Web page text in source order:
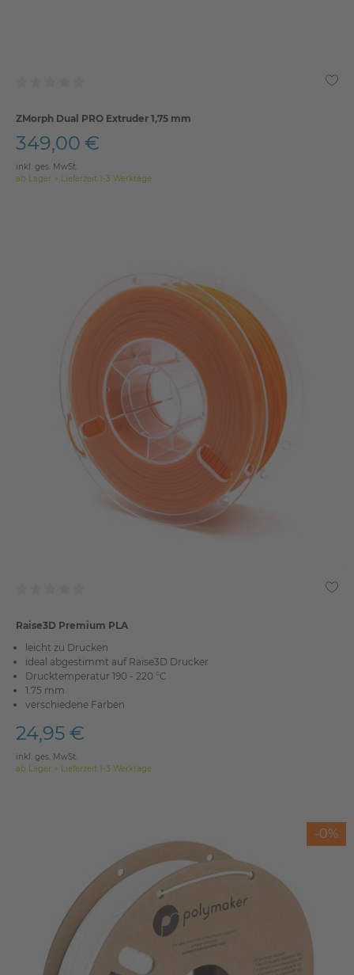
ZMorph Dual PRO Extruder 1,75 mm
349,00 €
inkl. ges. MwSt.
ab Lager > Lieferzeit 1-3 Werktage
Raise3D Premium PLA
leicht zu Drucken
ideal abgestimmt auf Raise3D Drucker
Drucktemperatur 190 - 220 °C
1.75 mm
verschiedene Farben
24,95 €
inkl. ges. MwSt.
ab Lager > Lieferzeit 1-3 Werktage
-0%